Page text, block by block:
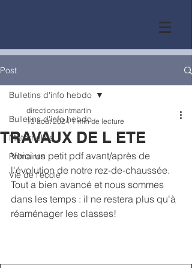
Post
Bulletins d'info hebdo
Maternelles
Primaires
Vie de l'école
Bulletins d'info hebdo
TRAVAUX DE L ETE
directionsaintmartin
13 août 2024 1 min de lecture
Voici un petit pdf avant/après de
l'évolution de notre rez-de-chaussée.
Tout a bien avancé et nous sommes
dans les temps : il ne restera plus qu'à
réaménager les classes!